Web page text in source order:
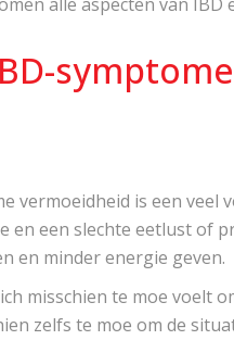
vermoeidheid is een
en een slechte eetlust of
en minder energie geven.
misschien te moe voelt
zelfs te moe om de